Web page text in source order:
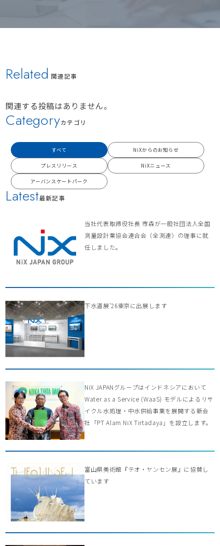
Related 関連記事
関連する投稿はありません。
Latest最新記事
当社代表取締役社長 市森が一般社団法人全国
測量設計業協会連合会（全測連）の理事に就
任しました。
下水道展’26東京に出展します
NiX JAPANグループはインドネシアにおいて
Water as a Service (WaaS) モデルによるリサ
イクル水処理・中水供給事業を展開する新会
社「PT Alam NiX Tirtadaya」を設立します。
富山県美術館『テオ・ヤンセン展』に協賛し
ています
Categoryカテゴリ
すべて NiXからのお知らせ
プレスリリース NiXニュース
アーバンスケートパーク